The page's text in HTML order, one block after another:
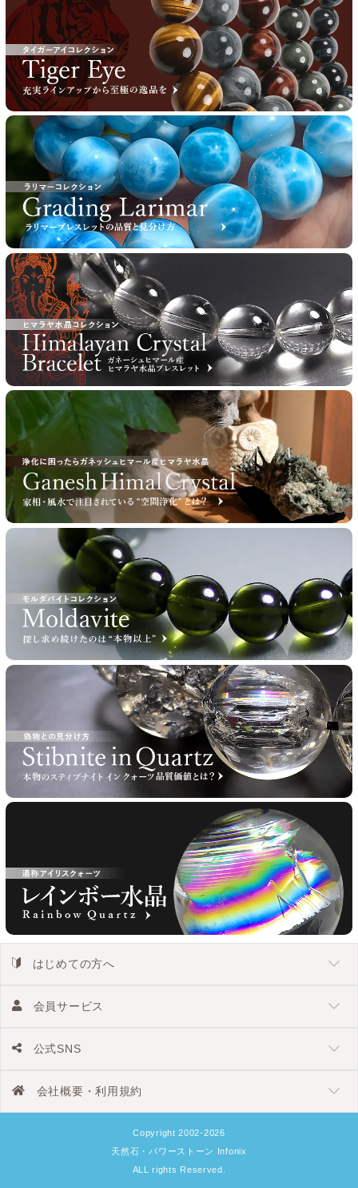
はじめての方へ
会員サービス
公式SNS
会社概要・利用規約
Copyright 2002-2026
天然石・パワーストーン Infonix
ALL rights Reserved.